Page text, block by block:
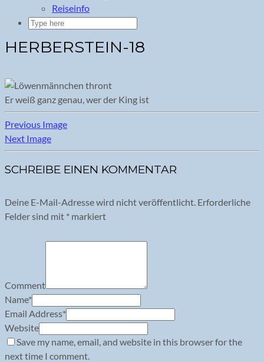
Reiseinfo
HERBERSTEIN-18
Er weiß ganz genau, wer der King ist
Previous Image
Next Image
SCHREIBE EINEN KOMMENTAR
Deine E-Mail-Adresse wird nicht veröffentlicht. Erforderliche
Felder sind mit * markiert
Comment
Name*
Email Address*
Website
Save my name, email, and website in this browser for the
next time I comment.